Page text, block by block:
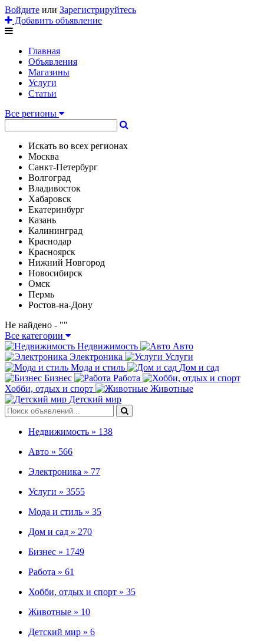
Войдите или Зарегистрируйтесь
Добавить объявление
Главная
Объявления
Магазины
Услуги
Статьи
Все регионы
Искать во всех регионах
Москва
Санкт-Петербург
Волгоград
Владивосток
Хабаровск
Екатеринбург
Казань
Калининград
Краснодар
Красноярск
Нижний Новгород
Новосибирск
Омск
Пермь
Ростов-на-Дону
Не найдено - ""
Все категории
Недвижимость
Авто
Электроника
Услуги
Мода и стиль
Дом и сад
Бизнес
Работа
Хобби, отдых и спорт
Животные
Детский мир
Недвижимость » 138
Авто » 566
Электроника » 77
Услуги » 3555
Мода и стиль » 35
Дом и сад » 270
Бизнес » 1749
Работа » 61
Хобби, отдых и спорт » 35
Животные » 10
Детский мир » 6